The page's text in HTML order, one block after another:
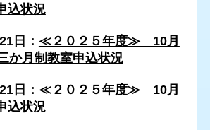
込状況
日： ≪２０２５年度≫ 10月
か月制教室申込状況
日： ≪２０２５年度≫ 10月
込状況